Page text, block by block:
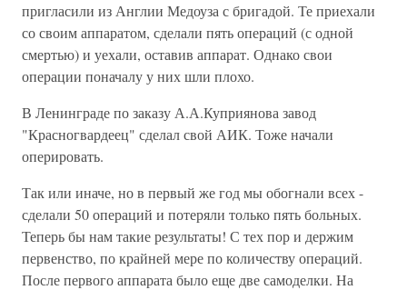
пригласили из Англии Медоуза с бригадой. Те приехали
со своим аппаратом, сделали пять операций (с одной
смертью) и уехали, оставив аппарат. Однако свои
операции поначалу у них шли плохо.
В Ленинграде по заказу А.А.Куприянова завод
"Красногвардеец" сделал свой АИК. Тоже начали
оперировать.
Так или иначе, но в первый же год мы обогнали всех -
сделали 50 операций и потеряли только пять больных.
Теперь бы нам такие результаты! С тех пор и держим
первенство, по крайней мере по количеству операций.
После первого аппарата было еще две самоделки. На